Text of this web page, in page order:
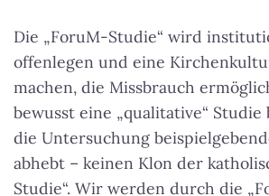
Die „ForuM-Studie“ wird
offenlegen und eine
machen, die Missbrauch
bewusst eine „qualitative“
die Untersuchung
abhebt – keinen Klon der
Studie“. Wir werden durch die